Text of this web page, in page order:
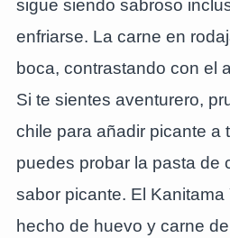
sigue siendo sabroso
enfriarse. La carne en
boca, contrastando con el
Si te sientes aventurero,
chile para añadir picante a
puedes probar la pasta de
sabor picante. El
hecho de huevo y carne